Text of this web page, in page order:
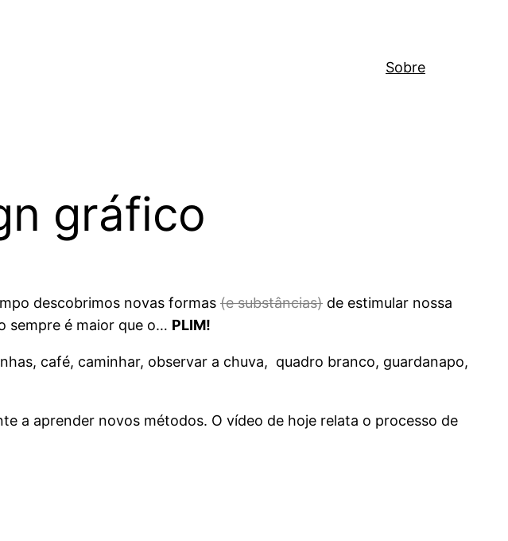
Sobre
gráfico
descobrimos novas formas (e substâncias) de estimular nossa
sempre é maior que o… PLIM!
café, caminhar, observar a chuva, quadro branco, guardanapo,
a aprender novos métodos. O vídeo de hoje relata o processo de